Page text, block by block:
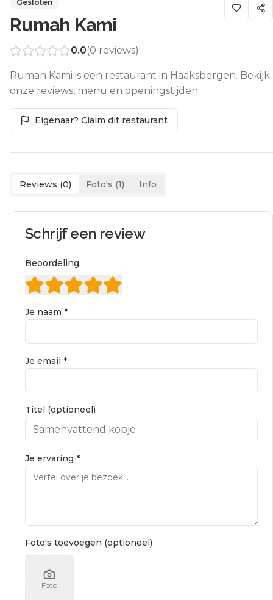
Gesloten
Rumah Kami
0.0(0 reviews)
Rumah Kami is een restaurant in Haaksbergen. Bekijk
onze reviews, menu en openingstijden.
Eigenaar? Claim dit restaurant
Reviews (0) Foto's (1) Info
Schrijf een review
Beoordeling
Je naam *
Je email *
Titel (optioneel)
Je ervaring *
Foto's toevoegen (optioneel)
Foto